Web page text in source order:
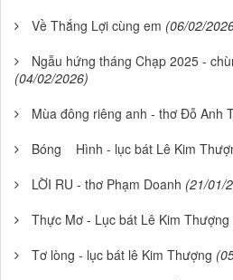
Về Thắng Lợi cùng em (06/02/
Ngẫu hứng tháng Chạp 2025 -
(04/02/2026)
Mùa đông riêng anh - thơ Đỗ Anh
Bóng Hình - lục bát Lê Kim
LỜI RU - thơ Phạm Doanh (21/01/
Thực Mơ - Lục bát Lê Kim Thượng
Tơ lòng - lục bát lê Kim Thượng